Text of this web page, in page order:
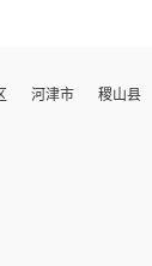
河津市 稷山县